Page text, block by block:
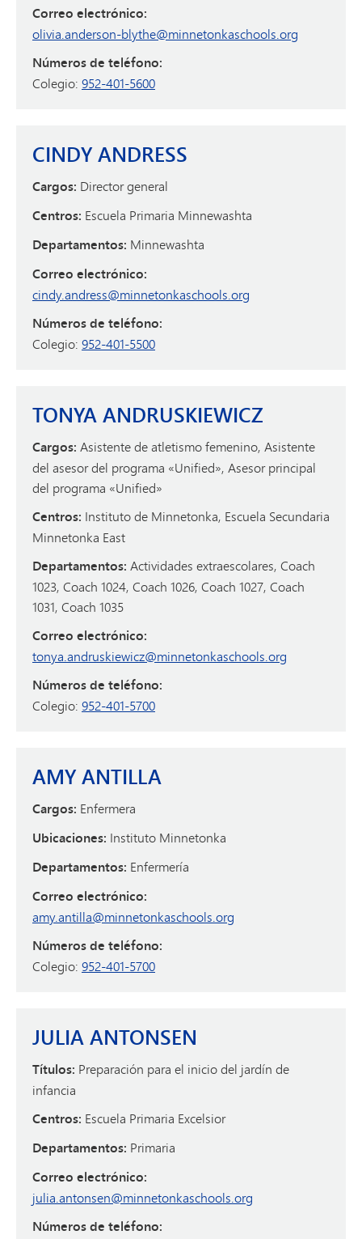
Correo electrónico:
olivia.anderson-blythe@minnetonkaschools.org
Números de teléfono:
Colegio: 952-401-5600
CINDY ANDRESS
Cargos: Director general
Centros: Escuela Primaria Minnewashta
Departamentos: Minnewashta
Correo electrónico:
cindy.andress@minnetonkaschools.org
Números de teléfono:
Colegio: 952-401-5500
TONYA ANDRUSKIEWICZ
Cargos: Asistente de atletismo femenino, Asistente
del asesor del programa «Unified», Asesor principal
del programa «Unified»
Centros: Instituto de Minnetonka, Escuela Secundaria
Minnetonka East
Departamentos: Actividades extraescolares, Coach
1023, Coach 1024, Coach 1026, Coach 1027, Coach
1031, Coach 1035
Correo electrónico:
tonya.andruskiewicz@minnetonkaschools.org
Números de teléfono:
Colegio: 952-401-5700
AMY ANTILLA
Cargos: Enfermera
Ubicaciones: Instituto Minnetonka
Departamentos: Enfermería
Correo electrónico:
amy.antilla@minnetonkaschools.org
Números de teléfono:
Colegio: 952-401-5700
JULIA ANTONSEN
Títulos: Preparación para el inicio del jardín de
infancia
Centros: Escuela Primaria Excelsior
Departamentos: Primaria
Correo electrónico:
julia.antonsen@minnetonkaschools.org
Números de teléfono: